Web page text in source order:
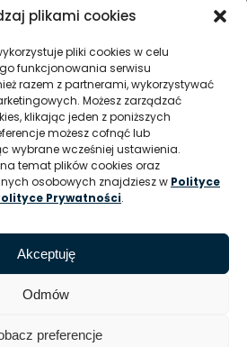
plikami cookies
pliki cookies w celu
funkcjonowania serwisu
razem z partnerami, wykorzystywać
Możesz zarządzać
klikając jeden z poniższych
możesz cofnąć lub
wybrane wcześniej ustawienia.
temat plików cookies oraz
osobowych znajdziesz w Polityce
Prywatności.
Akceptuję
Odmów
preferencje
XII Wydział Gospodarczy
973,00 zł – opłacony w całości
Oddział Autosan w Sanoku
00214